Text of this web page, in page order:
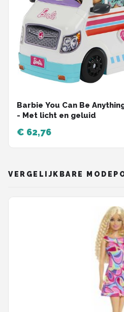
Barbie You Can Be
- Met licht en geluid
€ 62,76
VERGELIJKBARE